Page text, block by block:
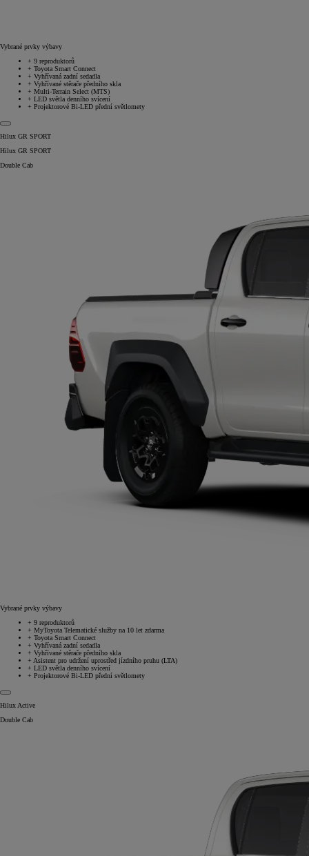
Vybrané prvky výbavy
+ 9 reproduktorů
+ Toyota Smart Connect
+ Vyhřívaná zadní sedadla
+ Vyhřívané stěrače předního skla
+ Multi-Terrain Select (MTS)
+ LED světla denního svícení
+ Projektorové Bi-LED přední světlomety
Hilux GR SPORT
Hilux GR SPORT
Double Cab
Vybrané prvky výbavy
+ 9 reproduktorů
+ MyToyota Telematické služby na 10 let zdarma
+ Toyota Smart Connect
+ Vyhřívaná zadní sedadla
+ Vyhřívané stěrače předního skla
+ Asistent pro udržení uprostřed jízdního pruhu (LTA)
+ LED světla denního svícení
+ Projektorové Bi-LED přední světlomety
Hilux Active
Double Cab